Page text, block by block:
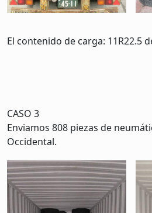
El contenido de carga: 11R22.5
CASO 3
Enviamos 808 piezas de
Occidental.